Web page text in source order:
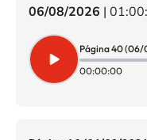
06/08/2026 |
00:00:00